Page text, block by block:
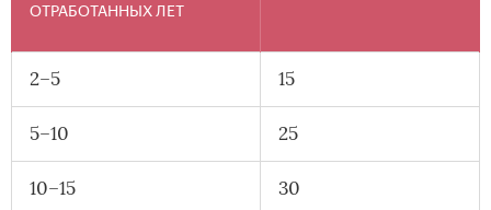
ОТРАБОТАННЫХ ЛЕТ
2–5 15
5–10 25
10–15 30